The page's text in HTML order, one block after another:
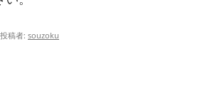
投稿者: souzoku